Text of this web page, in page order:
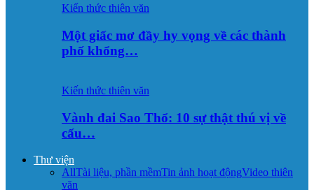
Kiến thức thiên văn
Một giấc mơ đầy hy vọng về các thành
phố khổng…
Kiến thức thiên văn
Vành đai Sao Thổ: 10 sự thật thú vị về
cấu…
Thư viện
AllTài liệu, phần mềmTin ảnh hoạt độngVideo thiên
văn